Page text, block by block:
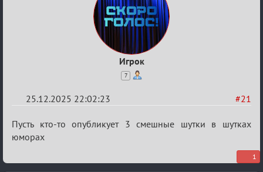
Игрок
7
#21
25.12.2025 22:02:23
Re:
Вечеринка
Пусть кто-то опубликует 3 смешные шутки в шутках
юморах
1